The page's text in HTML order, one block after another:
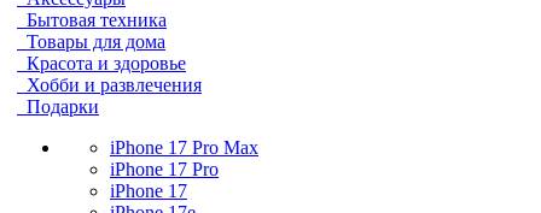
Бытовая техника
Товары для дома
Красота и здоровье
Хобби и развлечения
Подарки
iPhone 17 Pro Max
iPhone 17 Pro
iPhone 17